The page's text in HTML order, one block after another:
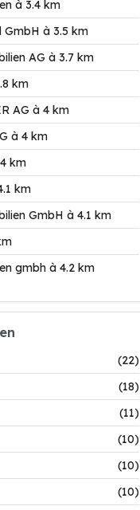
à 3.4 km
GmbH à 3.5 km
AG à 3.7 km
km
AG à 4 km
à 4 km
km
km
GmbH à 4.1 km
gmbh à 4.2 km
(22)
(18)
(11)
(10)
(10)
(10)